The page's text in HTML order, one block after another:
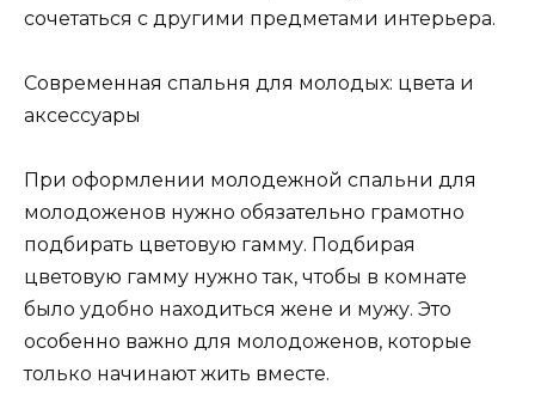
сочетаться с другими предметами интерьера.
Современная спальня для молодых: цвета и
аксессуары
При оформлении молодежной спальни для
молодоженов нужно обязательно грамотно
подбирать цветовую гамму. Подбирая
цветовую гамму нужно так, чтобы в комнате
было удобно находиться жене и мужу. Это
особенно важно для молодоженов, которые
только начинают жить вместе.